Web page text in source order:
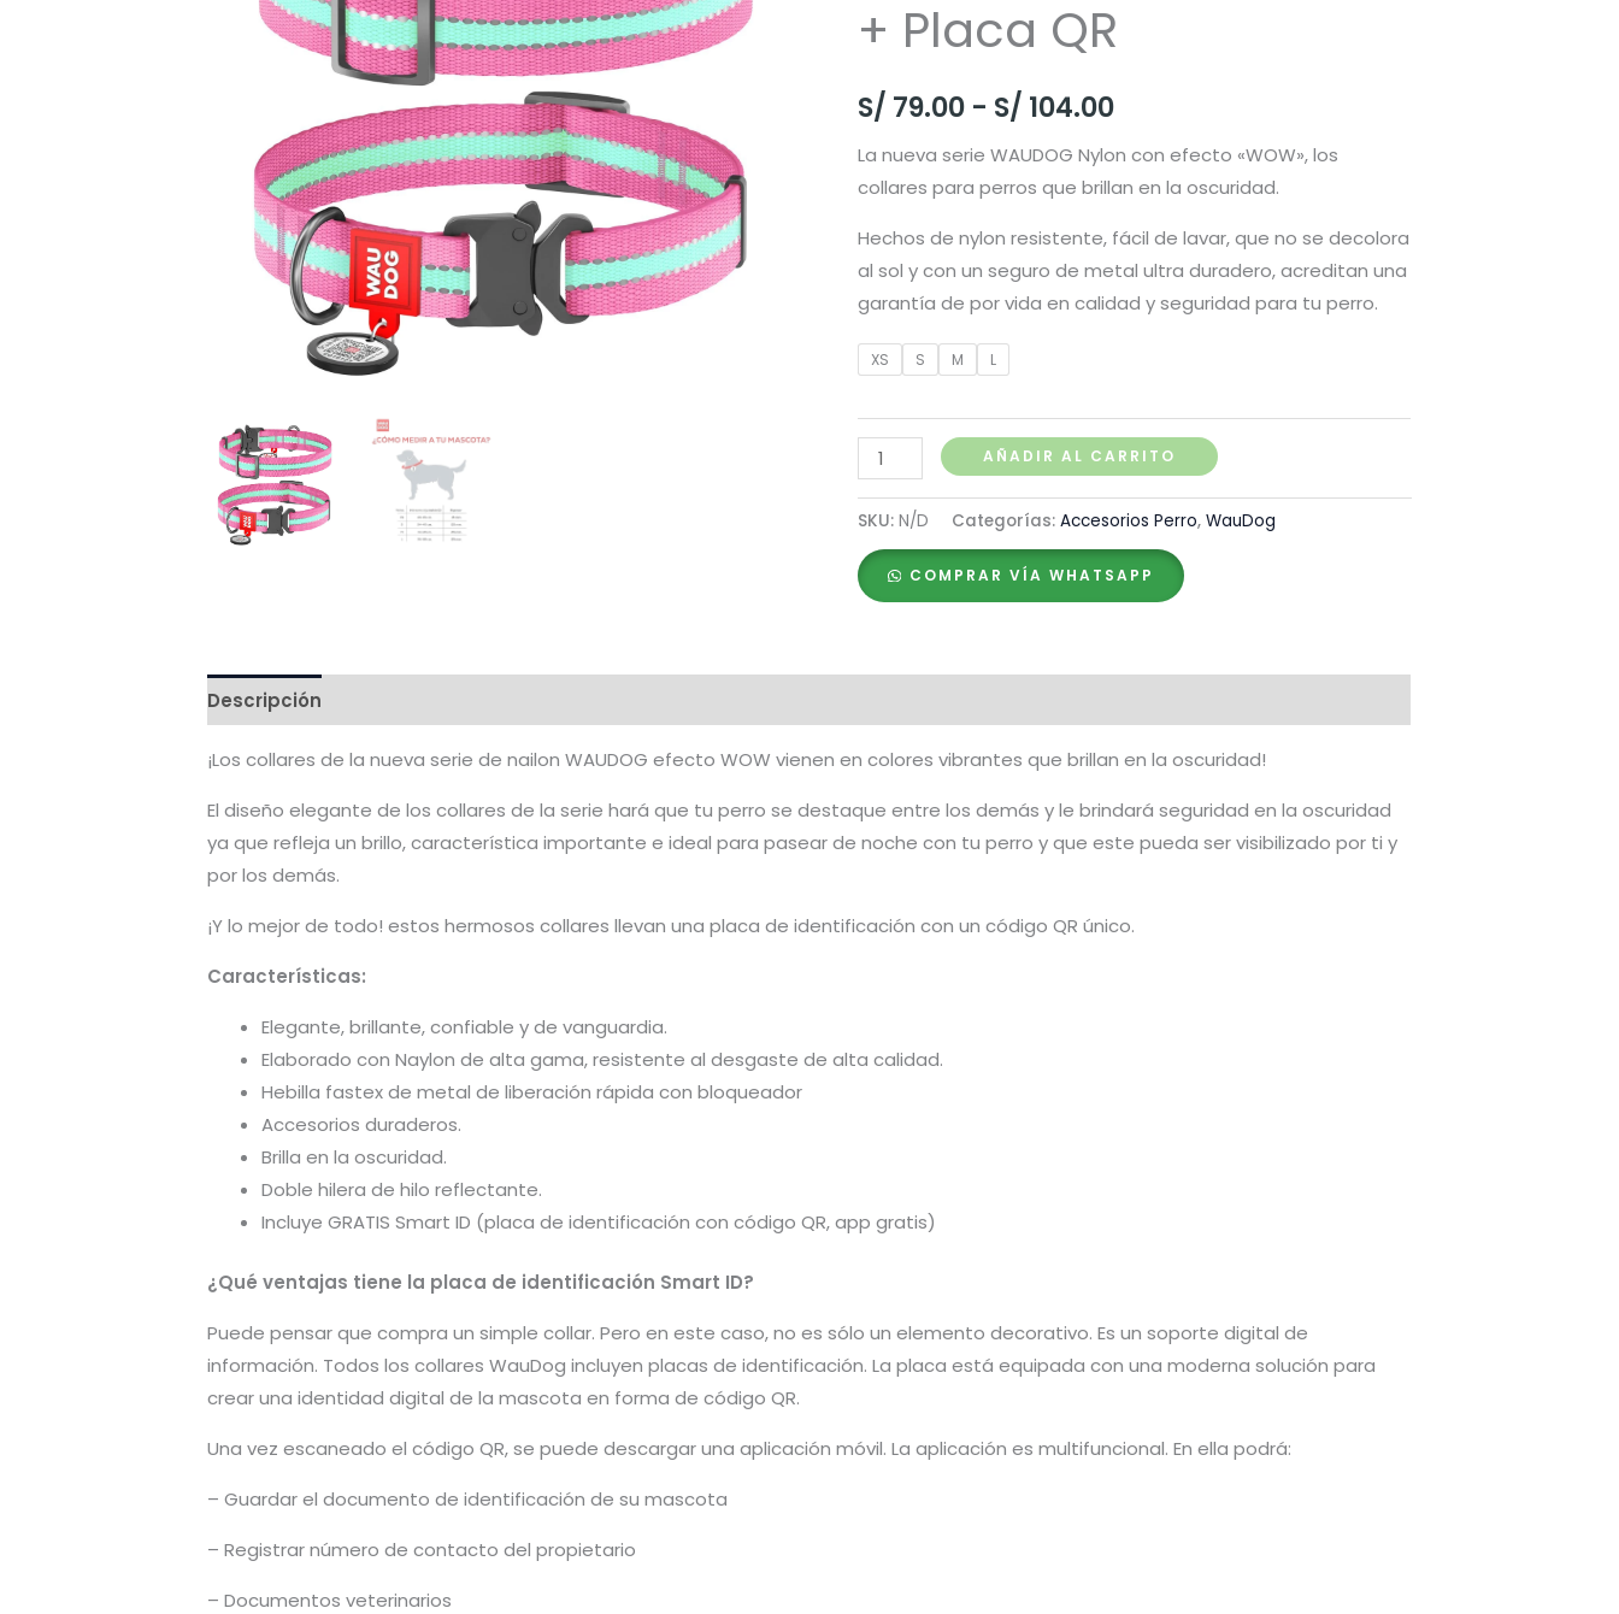
+ Placa QR
S/ 79.00 - S/ 104.00Rango
de
precios:
desde
S/ 79.00
La nueva serie WAUDOG Nylon con efecto «WOW», los
collares para perros que brillan en la oscuridad.
Hechos de nylon resistente, fácil de lavar, que no se decolora
al sol y con un seguro de metal ultra duradero, acreditan una
garantía de por vida en calidad y seguridad para tu perro.
XS S M L
Waudog
Collar
Rosa
Brilla
en
Hebilla
+
Placa
AÑADIR AL CARRITO
SKU: N/D Categorías: Accesorios Perro, WauDog
COMPRAR VÍA WHATSAPP
Descripción
¡Los collares de la nueva serie de nailon WAUDOG efecto WOW vienen en colores vibrantes que brillan en la oscuridad!
El diseño elegante de los collares de la serie hará que tu perro se destaque entre los demás y le brindará seguridad en la oscuridad
ya que refleja un brillo, característica importante e ideal para pasear de noche con tu perro y que este pueda ser visibilizado por ti y
por los demás.
¡Y lo mejor de todo! estos hermosos collares llevan una placa de identificación con un código QR único.
Características:
Elegante, brillante, confiable y de vanguardia.
Elaborado con Naylon de alta gama, resistente al desgaste de alta calidad.
Hebilla fastex de metal de liberación rápida con bloqueador
Accesorios duraderos.
Brilla en la oscuridad.
Doble hilera de hilo reflectante.
Incluye GRATIS Smart ID (placa de identificación con código QR, app gratis)
¿Qué ventajas tiene la placa de identificación Smart ID?
Puede pensar que compra un simple collar. Pero en este caso, no es sólo un elemento decorativo. Es un soporte digital de
información. Todos los collares WauDog incluyen placas de identificación. La placa está equipada con una moderna solución para
crear una identidad digital de la mascota en forma de código QR.
Una vez escaneado el código QR, se puede descargar una aplicación móvil. La aplicación es multifuncional. En ella podrá:
– Guardar el documento de identificación de su mascota
– Registrar número de contacto del propietario
– Documentos veterinarios